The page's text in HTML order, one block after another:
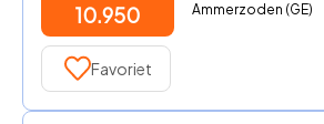
10.950 Ammerzoden (GE)
Favoriet